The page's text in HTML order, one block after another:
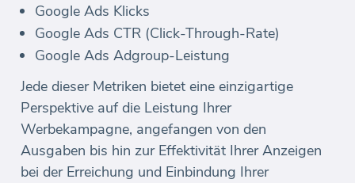
Google Ads Klicks
Google Ads CTR (Click-Through-Rate)
Google Ads Adgroup-Leistung
Jede dieser Metriken bietet eine einzigartige
Perspektive auf die Leistung Ihrer
Werbekampagne, angefangen von den
Ausgaben bis hin zur Effektivität Ihrer Anzeigen
bei der Erreichung und Einbindung Ihrer